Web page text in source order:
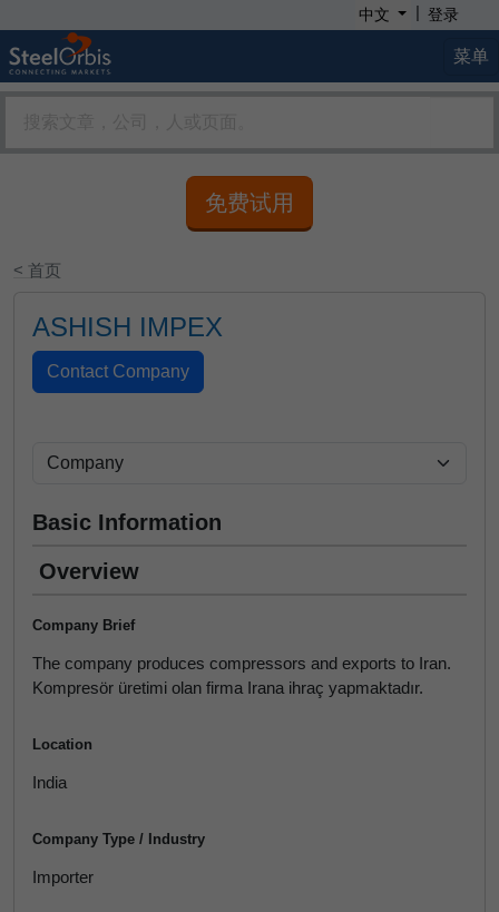
中文 | 登录
菜单
免费试用
< 首页
ASHISH IMPEX
Basic Information
Overview
Company Brief
The company produces compressors and exports to Iran.
Kompresör üretimi olan firma Irana ihraç yapmaktadır.
Location
India
Company Type / Industry
Importer